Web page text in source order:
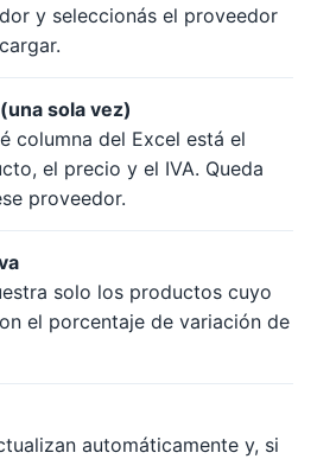
y seleccionás el proveedor
sola vez)
columna del Excel está el
el precio y el IVA. Queda
proveedor.
solo los productos cuyo
el porcentaje de variación de
automáticamente y, si